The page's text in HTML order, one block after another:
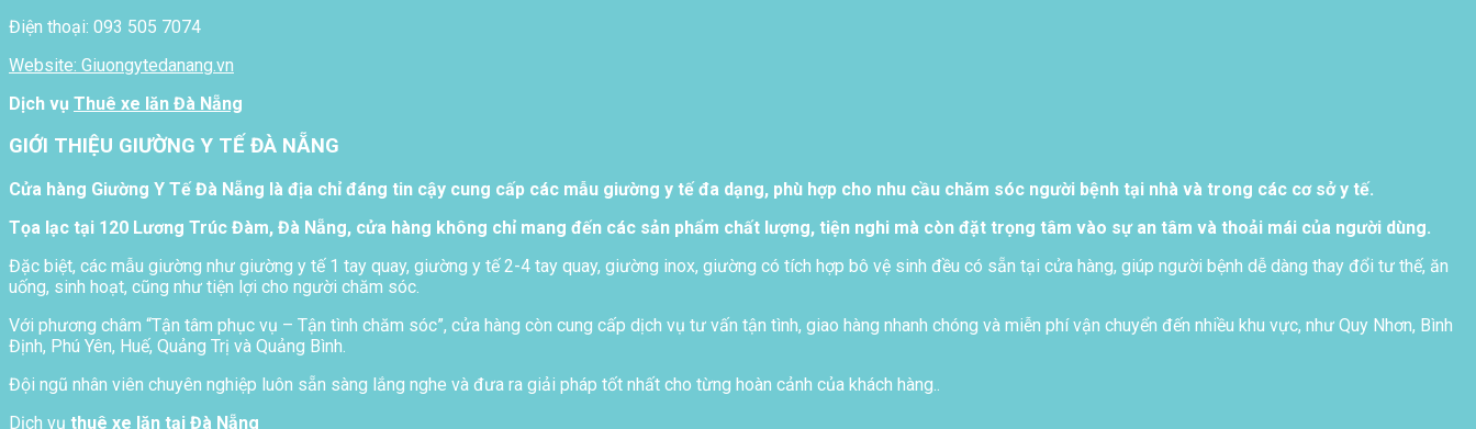
Điện thoại: 093 505 7074
Website: Giuongytedanang.vn
Dịch vụ Thuê xe lăn Đà Nẵng
GIỚI THIỆU GIƯỜNG Y TẾ ĐÀ NẴNG
Cửa hàng Giường Y Tế Đà Nẵng là địa chỉ đáng tin cậy cung cấp các mẫu giường y tế đa dạng, phù hợp cho nhu cầu chăm sóc người bệnh tại nhà và trong các cơ sở y tế.
Tọa lạc tại 120 Lương Trúc Đàm, Đà Nẵng, cửa hàng không chỉ mang đến các sản phẩm chất lượng, tiện nghi mà còn đặt trọng tâm vào sự an tâm và thoải mái của người dùng.
Đặc biệt, các mẫu giường như giường y tế 1 tay quay, giường y tế 2-4 tay quay, giường inox, giường có tích hợp bô vệ sinh đều có sẵn tại cửa hàng, giúp người bệnh dễ dàng thay đổi tư thế, ăn
uống, sinh hoạt, cũng như tiện lợi cho người chăm sóc.
Với phương châm “Tận tâm phục vụ – Tận tình chăm sóc”, cửa hàng còn cung cấp dịch vụ tư vấn tận tình, giao hàng nhanh chóng và miễn phí vận chuyển đến nhiều khu vực, như Quy Nhơn, Bình
Định, Phú Yên, Huế, Quảng Trị và Quảng Bình.
Đội ngũ nhân viên chuyên nghiệp luôn sẵn sàng lắng nghe và đưa ra giải pháp tốt nhất cho từng hoàn cảnh của khách hàng..
Dịch vụ thuê xe lăn tại Đà Nẵng